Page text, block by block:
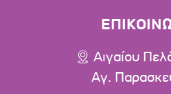
Αιγαίου
Αγ.